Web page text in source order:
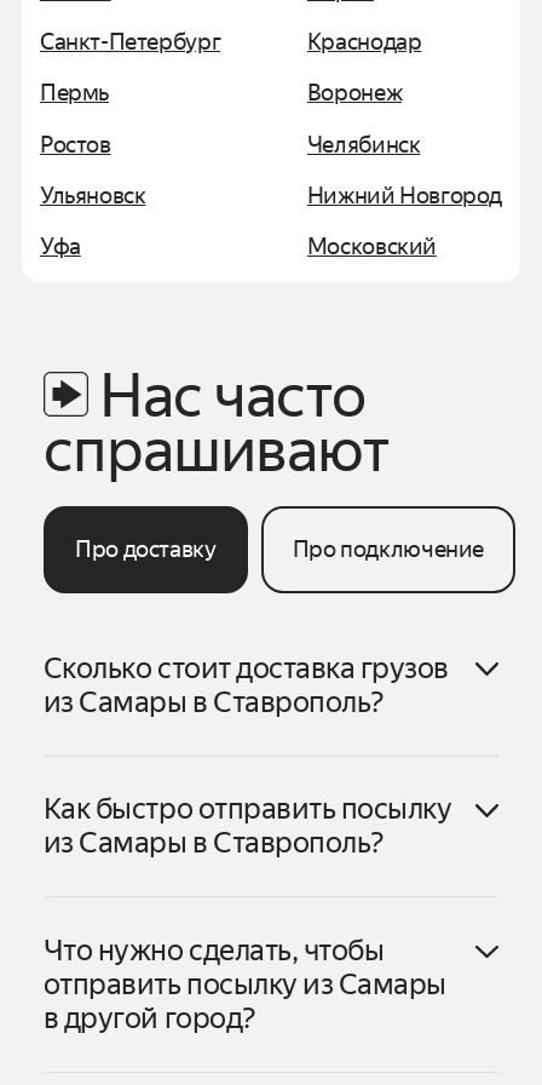
Санкт-Петербург
Краснодар
Пермь
Ростов
Ульяновск
Уфа
Воронеж
Челябинск
Нижний Новгород
Московский
Нас часто
спрашивают
Про доставку Про подключение
Сколько стоит доставка грузов
из Самары в Ставрополь?
Самарыв Ставрополь
1. Нажмите «Создать заказ».
Как быстро отправить посылку
из Самары в Ставрополь?
1. Оформите заказ в личном кабинете
или приложении Яндекс Go. В личном
кабинете можно заказать доставку
Что нужно сделать, чтобы
отправить посылку из Самары
в другой город?